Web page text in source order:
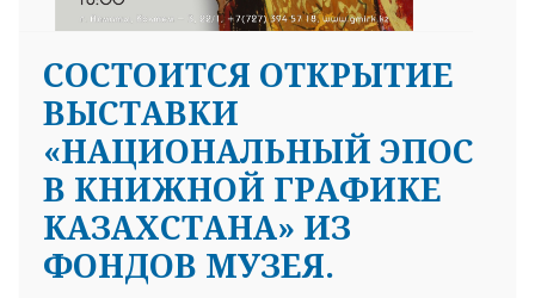
СОСТОИТСЯ ОТКРЫТИЕ
ВЫСТАВКИ
«НАЦИОНАЛЬНЫЙ ЭПОС
В КНИЖНОЙ ГРАФИКЕ
КАЗАХСТАНА» ИЗ
ФОНДОВ МУЗЕЯ.